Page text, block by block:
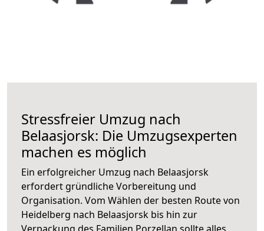
Stressfreier Umzug nach
Belaasjorsk: Die Umzugsexperten
machen es möglich
Ein erfolgreicher Umzug nach Belaasjorsk
erfordert gründliche Vorbereitung und
Organisation. Vom Wählen der besten Route von
Heidelberg nach Belaasjorsk bis hin zur